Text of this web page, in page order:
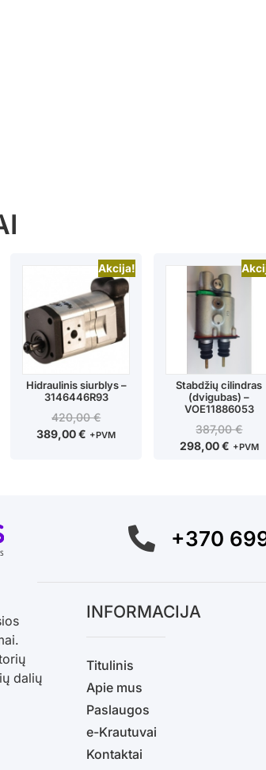
Akcija!
Hidraulinis siurblys –
3146446R93
420,00€
389,00€ +PVM
Stabdžių cilindras
(dvigubas) –
VOE11886053
387,00€
298,00€ +PVM
+370
dalių
INFORMACIJA
Titulinis
Apie mus
Paslaugos
e-Krautuvai
Kontaktai